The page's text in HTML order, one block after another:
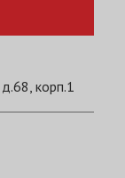
корп.1